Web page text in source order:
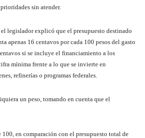
sin atender.
legislador explicó que el presupuesto destinado
apenas 16 centavos por cada 100 pesos del gasto
si se incluye el financiamiento a los
mínima frente a lo que se invierte en
refinerías o programas federales.
un peso, tomando en cuenta que el
en comparación con el presupuesto total de